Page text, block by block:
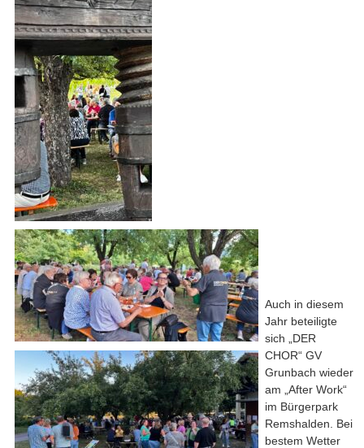
Auch in diesem
Jahr beteiligte
sich „DER
CHOR“ GV
Grunbach wieder
am „After Work“
im Bürgerpark
Remshalden. Bei
bestem Wetter